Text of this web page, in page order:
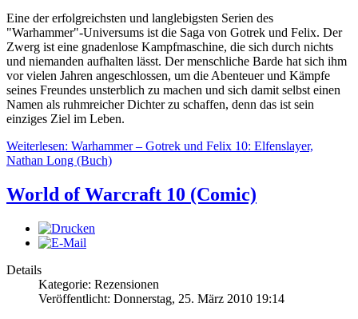
Eine der erfolgreichsten und langlebigsten Serien des
"Warhammer"-Universums ist die Saga von Gotrek und Felix. Der
Zwerg ist eine gnadenlose Kampfmaschine, die sich durch nichts
und niemanden aufhalten lässt. Der menschliche Barde hat sich ihm
vor vielen Jahren angeschlossen, um die Abenteuer und Kämpfe
seines Freundes unsterblich zu machen und sich damit selbst einen
Namen als ruhmreicher Dichter zu schaffen, denn das ist sein
einziges Ziel im Leben.
Weiterlesen: Warhammer – Gotrek und Felix 10: Elfenslayer,
Nathan Long (Buch)
World of Warcraft 10 (Comic)
Details
Kategorie: Rezensionen
Veröffentlicht: Donnerstag, 25. März 2010 19:14